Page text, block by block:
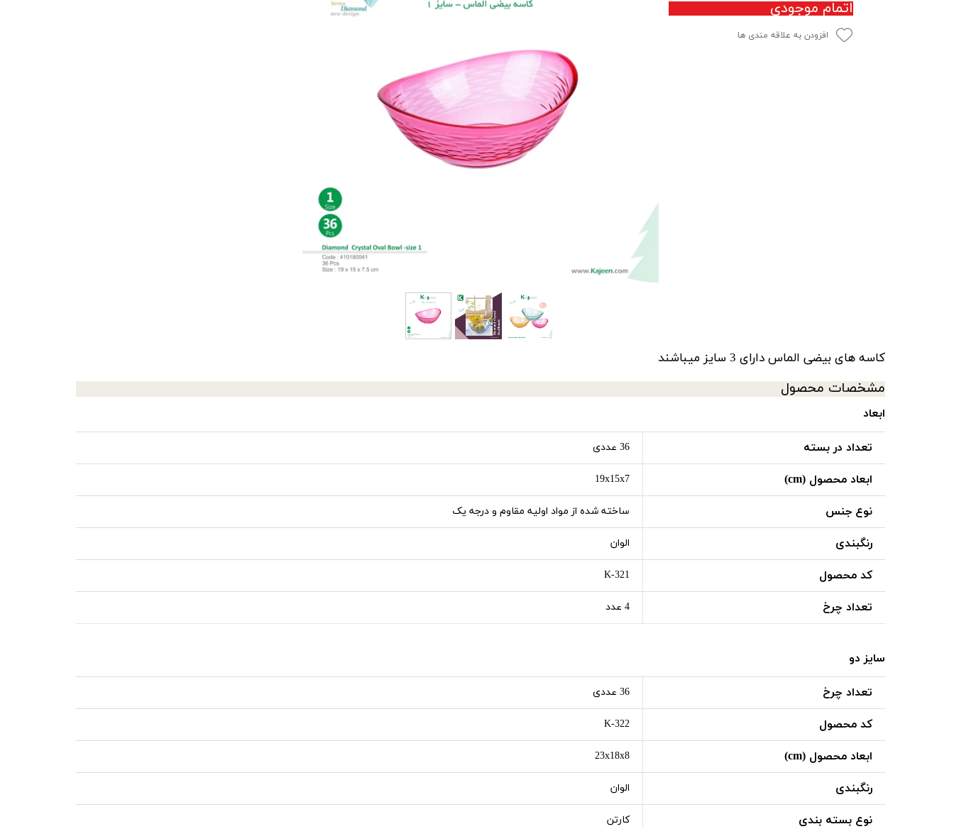
اتمام موجودی
افزودن به علاقه مندی ها
کاسه های بیضی الماس دارای 3 سایز میباشند
مشخصات محصول
ابعاد
تعداد در بسته 36 عددی
ابعاد محصول (cm) 19x15x7
نوع جنس ساخته شده از مواد اولیه مقاوم و درجه یک
رنگبندی الوان
کد محصول K-321
تعداد چرخ 4 عدد
سایز دو
تعداد چرخ 36 عددی
کد محصول K-322
ابعاد محصول (cm) 23x18x8
رنگبندی الوان
نوع بسته بندی کارتن